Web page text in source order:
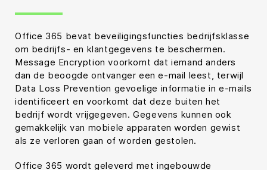
Office 365 bevat beveiligingsfuncties bedrijfsklasse
om bedrijfs- en klantgegevens te beschermen.
Message Encryption voorkomt dat iemand anders
dan de beoogde ontvanger een e-mail leest, terwijl
Data Loss Prevention gevoelige informatie in e-mails
identificeert en voorkomt dat deze buiten het
bedrijf wordt vrijgegeven. Gegevens kunnen ook
gemakkelijk van mobiele apparaten worden gewist
als ze verloren gaan of worden gestolen.
Office 365 wordt geleverd met ingebouwde